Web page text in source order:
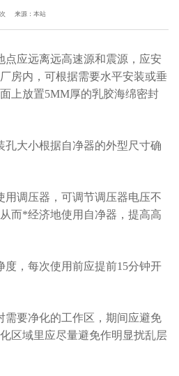
来源：本站
点应远离远高速源和震源，应安
房内，可根据需要水平安装或垂
上放置5MM厚的乳胶海绵密封
孔大小根据自净器的外型尺寸确
用调压器，可调节调压器电压不
而*经济地使用自净器，提高高
度，每次使用前应提前15分钟开
需要净化的工作区，期间应避免
区域里应尽量避免作明显扰乱层